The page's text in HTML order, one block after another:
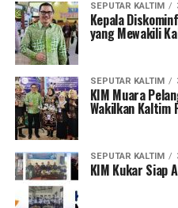
SEPUTAR KALTIM
Kepala
yang Mewakili
SEPUTAR KALTIM
KIM Muara
Wakilkan Kaltim
SEPUTAR KALTIM
KIM Kukar Siap